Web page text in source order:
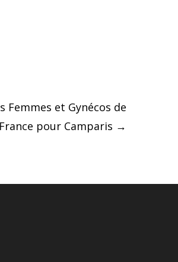
Femmes et Gynécos de
France pour Camparis →